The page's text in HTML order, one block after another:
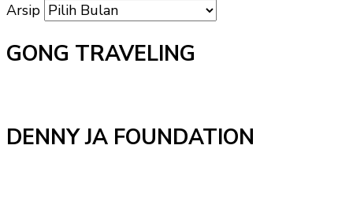
Arsip
GONG TRAVELING
DENNY JA FOUNDATION